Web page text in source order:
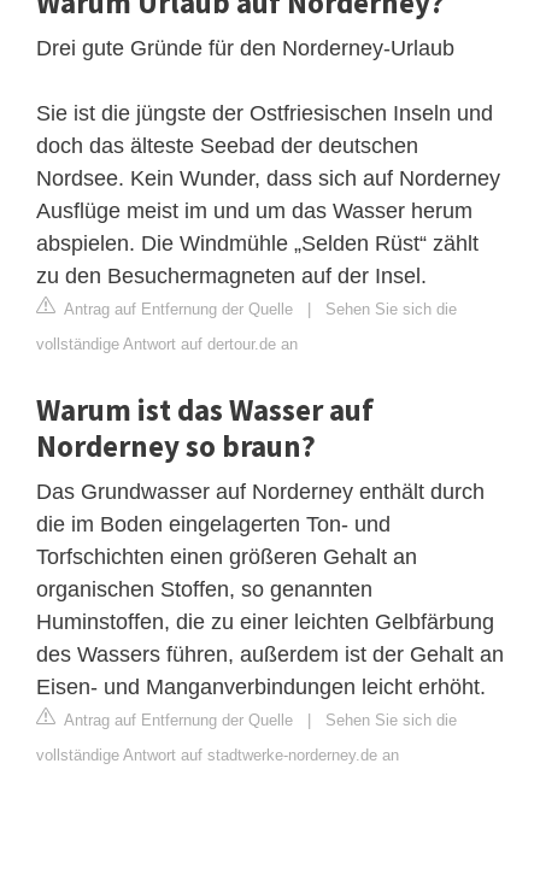
Drei gute Gründe für den Norderney-Urlaub
Sie ist die jüngste der Ostfriesischen Inseln und
doch das älteste Seebad der deutschen
Nordsee. Kein Wunder, dass sich auf Norderney
Ausflüge meist im und um das Wasser herum
abspielen. Die Windmühle „Selden Rüst“ zählt
zu den Besuchermagneten auf der Insel.
Antrag auf Entfernung der Quelle
Sehen Sie sich die
vollständige Antwort auf dertour.de an
Warum ist das Wasser auf
Norderney so braun?
Das Grundwasser auf Norderney enthält durch
die im Boden eingelagerten Ton- und
Torfschichten einen größeren Gehalt an
organischen Stoffen, so genannten
Huminstoffen, die zu einer leichten Gelbfärbung
des Wassers führen, außerdem ist der Gehalt an
Eisen- und Manganverbindungen leicht erhöht.
Antrag auf Entfernung der Quelle
Sehen Sie sich die
vollständige Antwort auf stadtwerke-norderney.de an